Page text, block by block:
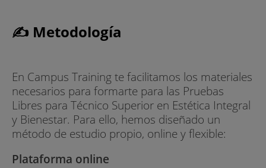
✍ Metodología
En Campus Training te facilitamos los materiales
necesarios para formarte para las Pruebas
Libres para Técnico Superior en Estética Integral
y Bienestar. Para ello, hemos diseñado un
método de estudio propio, online y flexible:
Plataforma online